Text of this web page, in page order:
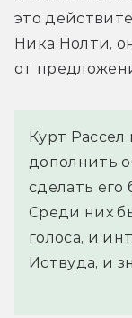
это
Ника Нолти,
от
Курт
дополнить
сделать
Среди них
голоса, и
Иствуда, и